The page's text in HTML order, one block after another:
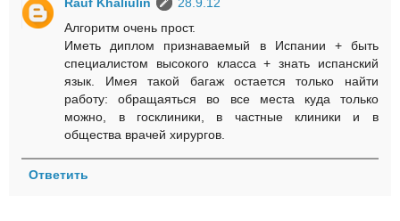
Алгоритм очень прост.
Иметь диплом признаваемый в Испании + быть
специалистом высокого класса + знать испанский
язык. Имея такой багаж остается только найти
работу: обращаяться во все места куда только
можно, в госклиники, в частные клиники и в
общества врачей хирургов.
Ответить